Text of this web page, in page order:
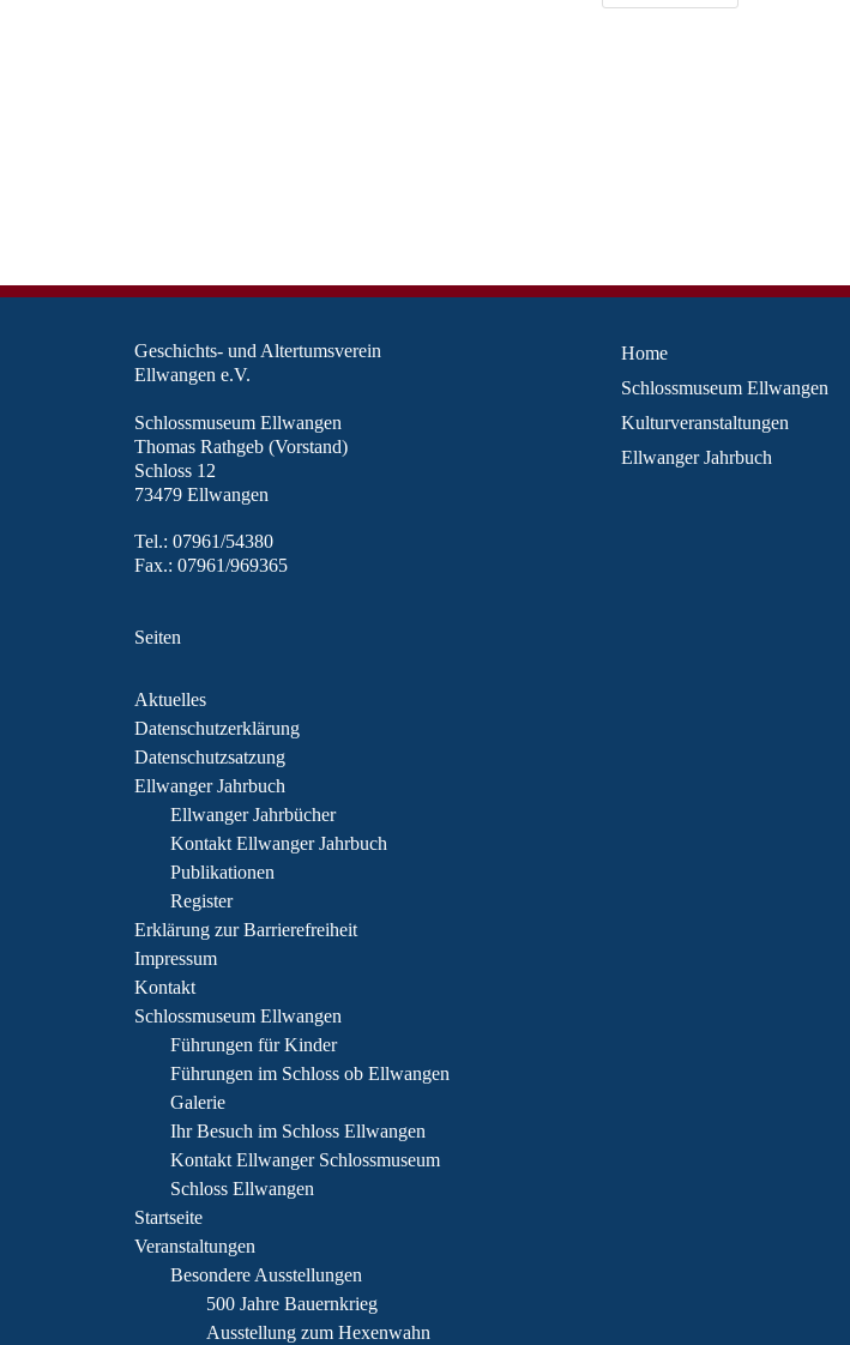
Geschichts- und Altertumsverein
Ellwangen e.V.
Schlossmuseum Ellwangen
Thomas Rathgeb (Vorstand)
Schloss 12
73479 Ellwangen
Tel.: 07961/54380
Fax.: 07961/969365
Seiten
Aktuelles
Datenschutzerklärung
Datenschutzsatzung
Ellwanger Jahrbuch
Ellwanger Jahrbücher
Kontakt Ellwanger Jahrbuch
Publikationen
Register
Erklärung zur Barrierefreiheit
Impressum
Kontakt
Schlossmuseum Ellwangen
Führungen für Kinder
Führungen im Schloss ob Ellwangen
Galerie
Ihr Besuch im Schloss Ellwangen
Kontakt Ellwanger Schlossmuseum
Schloss Ellwangen
Startseite
Veranstaltungen
Besondere Ausstellungen
500 Jahre Bauernkrieg
Ausstellung zum Hexenwahn
Home
Schlossmuseum Ellwangen
Kulturveranstaltungen
Ellwanger Jahrbuch